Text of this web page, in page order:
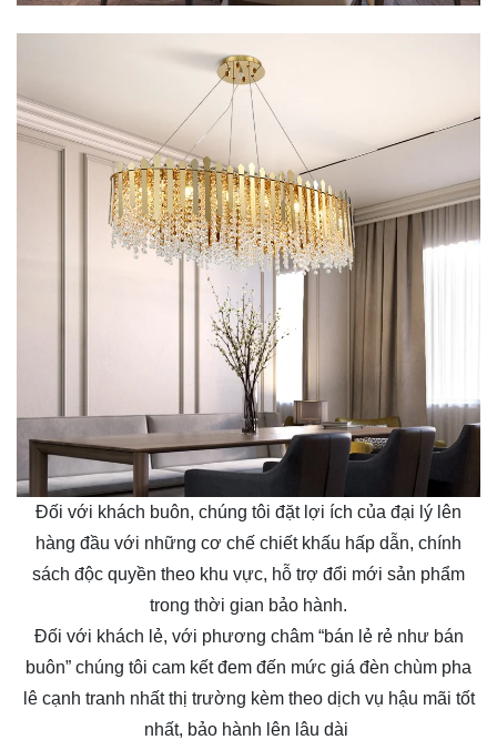
Đối với khách buôn, chúng tôi đặt lợi ích của đại lý lên
hàng đầu với những cơ chế chiết khấu hấp dẫn, chính
sách độc quyền theo khu vực, hỗ trợ đổi mới sản phẩm
trong thời gian bảo hành.
Đối với khách lẻ, với phương châm “bán lẻ rẻ như bán
buôn” chúng tôi cam kết đem đến mức giá đèn chùm pha
lê cạnh tranh nhất thị trường kèm theo dịch vụ hậu mãi tốt
nhất, bảo hành lên lâu dài